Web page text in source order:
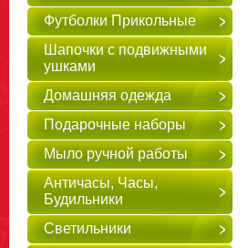
Футболки Прикольные
Шапочки с подвижными
ушками
Домашняя одежда
Подарочные наборы
Мыло ручной работы
Античасы, Часы,
Будильники
Светильники